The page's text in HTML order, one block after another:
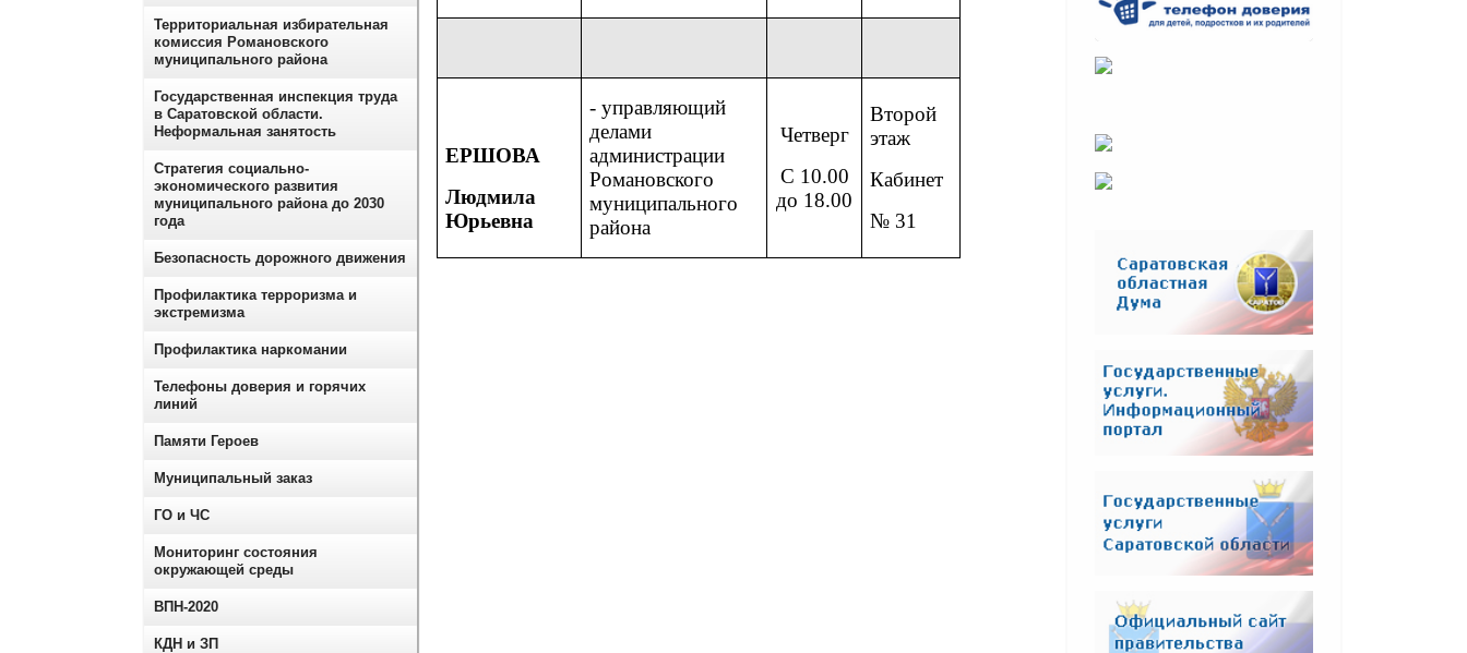
ЕРШОВА
Людмила
Юрьевна
- управляющий
делами
администрации
Романовского
муниципального
района
Четверг
С 10.00
до 18.00
Второй
этаж
Кабинет
№ 31
Территориальная избирательная
комиссия Романовского
муниципального района
Государственная инспекция труда
в Саратовской области.
Неформальная занятость
Стратегия социально-
экономического развития
муниципального района до 2030
года
Безопасность дорожного движения
Профилактика терроризма и
экстремизма
Профилактика наркомании
Телефоны доверия и горячих
линий
Памяти Героев
Муниципальный заказ
ГО и ЧС
Мониторинг состояния
окружающей среды
ВПН-2020
КДН и ЗП